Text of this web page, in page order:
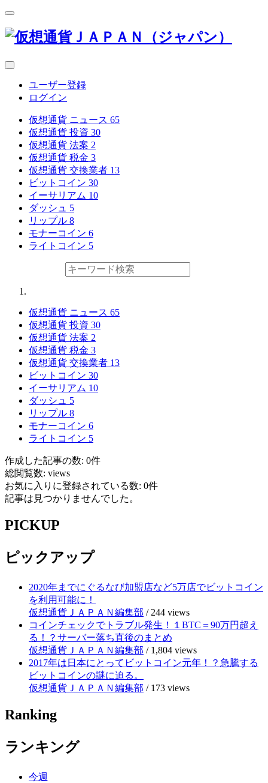
ユーザー登録
ログイン
仮想通貨 ニュース 65
仮想通貨 投資 30
仮想通貨 法案 2
仮想通貨 税金 3
仮想通貨 交換業者 13
ビットコイン 30
イーサリアム 10
ダッシュ 5
リップル 8
モナーコイン 6
ライトコイン 5
仮想通貨 ニュース 65
仮想通貨 投資 30
仮想通貨 法案 2
仮想通貨 税金 3
仮想通貨 交換業者 13
ビットコイン 30
イーサリアム 10
ダッシュ 5
リップル 8
モナーコイン 6
ライトコイン 5
作成した記事の数: 0件
総閲覧数: views
お気に入りに登録されている数: 0件
記事は見つかりませんでした。
PICKUP
ピックアップ
2020年までにぐるなび加盟店など5万店でビットコイン
を利用可能に！
仮想通貨ＪＡＰＡＮ編集部 / 244 views
コインチェックでトラブル発生！１BTC＝90万円超え
る！？サーバー落ち直後のまとめ
仮想通貨ＪＡＰＡＮ編集部 / 1,804 views
2017年は日本にとってビットコイン元年！？急騰する
ビットコインの謎に迫る。
仮想通貨ＪＡＰＡＮ編集部 / 173 views
Ranking
ランキング
今週